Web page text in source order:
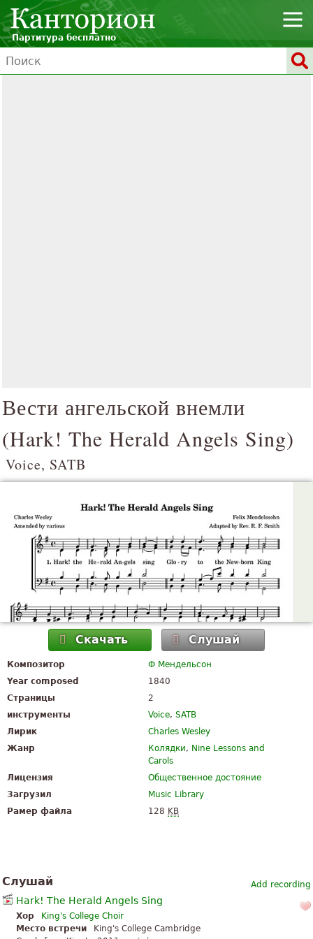
Партитура бесплатно
Вести ангельской внемли
(Hark! The Herald Angels Sing)
Voice, SATB
Скачать Слушай
Композитор
Ф Мендельсон
Year composed
1840
Страницы
2
инструменты
Voice,SATB
Лирик
Charles Wesley
Жанр
Колядки, Nine Lessons and
Carols
Лицензия
Общественное достояние
Загрузил
Music Library
Рамер файла
128 KB
Add recording
Слушай
Hark! The Herald Angels Sing
Хор
King's College Choir
Место встречи
King's College Cambridge